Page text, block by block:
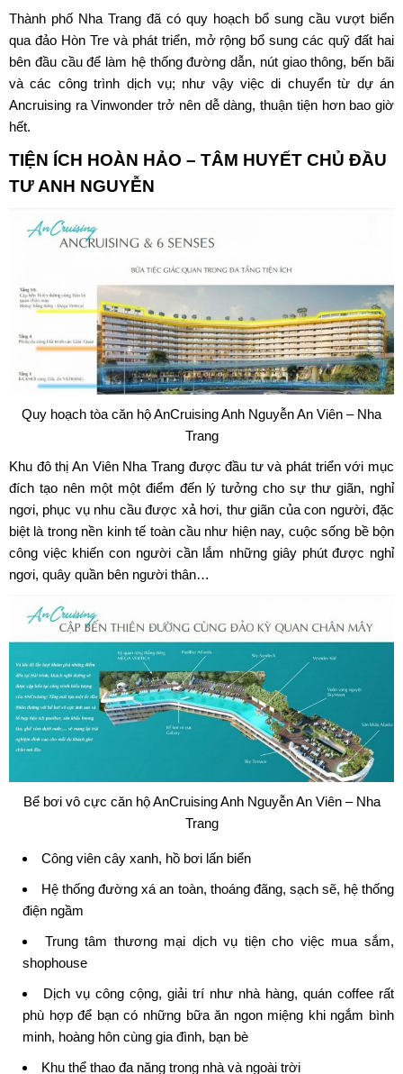
Thành phố Nha Trang đã có quy hoạch bổ sung cầu vượt biển
qua đảo Hòn Tre và phát triển, mở rộng bổ sung các quỹ đất hai
bên đầu cầu để làm hệ thống đường dẫn, nút giao thông, bến bãi
và các công trình dịch vụ; như vậy việc di chuyển từ dự án
Ancruising ra Vinwonder trở nên dễ dàng, thuận tiện hơn bao giờ
hết.
TIỆN ÍCH HOÀN HẢO – TÂM HUYẾT CHỦ ĐẦU
TƯ ANH NGUYỄN
Quy hoạch tòa căn hộ AnCruising Anh Nguyễn An Viên – Nha
Trang
Khu đô thị An Viên Nha Trang được đầu tư và phát triển với mục
đích tạo nên một một điểm đến lý tưởng cho sự thư giãn, nghỉ
ngơi, phục vụ nhu cầu được xả hơi, thư giãn của con người, đặc
biệt là trong nền kinh tế toàn cầu như hiện nay, cuộc sống bề bộn
công việc khiến con người cần lắm những giây phút được nghỉ
ngơi, quây quần bên người thân…
Bể bơi vô cực căn hộ AnCruising Anh Nguyễn An Viên – Nha
Trang
Công viên cây xanh, hồ bơi lấn biển
Hệ thống đường xá an toàn, thoáng đãng, sạch sẽ, hệ thống
điện ngầm
Trung tâm thương mại dịch vụ tiện cho việc mua sắm,
shophouse
Dịch vụ công cộng, giải trí như nhà hàng, quán coffee rất
phù hợp để bạn có những bữa ăn ngon miệng khi ngắm bình
minh, hoàng hôn cùng gia đình, bạn bè
Khu thể thao đa năng trong nhà và ngoài trời